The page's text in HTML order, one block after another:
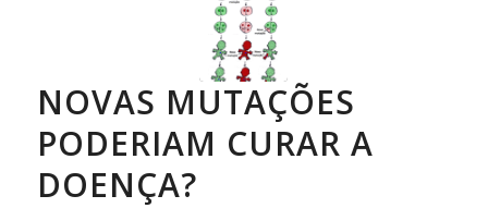
NOVAS MUTAÇÕES
PODERIAM CURAR A
DOENÇA?